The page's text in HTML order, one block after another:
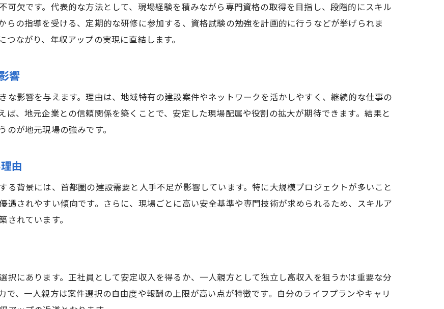
可欠です。代表的な方法として、現場経験を積みながら専門資格の取得を目指し、段階的にスキル
らの指導を受ける、定期的な研修に参加する、資格試験の勉強を計画的に行うなどが挙げられま
ながり、年収アップの実現に直結します。
響
影響を与えます。理由は、地域特有の建設案件やネットワークを活かしやすく、継続的な仕事の
、地元企業との信頼関係を築くことで、安定した現場配属や役割の拡大が期待できます。結果と
が地元現場の強みです。
由
背景には、首都圏の建設需要と人手不足が影響しています。特に大規模プロジェクトが多いこと
遇されやすい傾向です。さらに、現場ごとに高い安全基準や専門技術が求められるため、スキルア
れています。
択にあります。正社員として安定収入を得るか、一人親方として独立し高収入を狙うかは重要な分
、一人親方は案件選択の自由度や報酬の上限が高い点が特徴です。自分のライフプランやキャリ